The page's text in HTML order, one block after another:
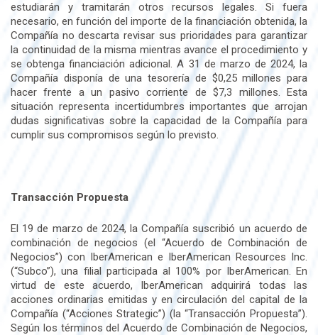
estudiarán y tramitarán otros recursos legales. Si fuera
necesario, en función del importe de la financiación obtenida, la
Compañía no descarta revisar sus prioridades para garantizar
la continuidad de la misma mientras avance el procedimiento y
se obtenga financiación adicional. A 31 de marzo de 2024, la
Compañía disponía de una tesorería de $0,25 millones para
hacer frente a un pasivo corriente de $7,3 millones. Esta
situación representa incertidumbres importantes que arrojan
dudas significativas sobre la capacidad de la Compañía para
cumplir sus compromisos según lo previsto.
Transacción Propuesta
El 19 de marzo de 2024, la Compañía suscribió un acuerdo de
combinación de negocios (el “Acuerdo de Combinación de
Negocios”) con IberAmerican e IberAmerican Resources Inc.
(“Subco”), una filial participada al 100% por IberAmerican. En
virtud de este acuerdo, IberAmerican adquirirá todas las
acciones ordinarias emitidas y en circulación del capital de la
Compañía (“Acciones Strategic”) (la “Transacción Propuesta”).
Según los términos del Acuerdo de Combinación de Negocios,